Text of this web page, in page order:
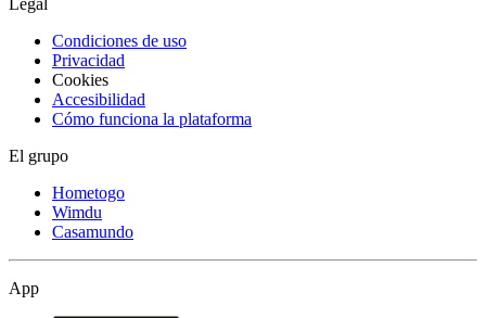
Legal
Condiciones de uso
Privacidad
Cookies
Accesibilidad
Cómo funciona la plataforma
El grupo
Hometogo
Wimdu
Casamundo
App